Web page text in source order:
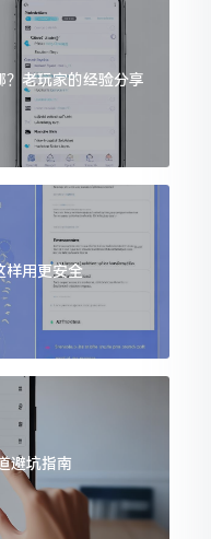
老玩家的经验分享
样用更安全
避坑指南